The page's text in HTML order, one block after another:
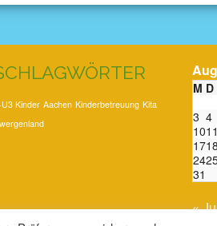
Kinder Aachen Kinderbetreuung Kita
M D
3 4
1011
1718
24
31
«